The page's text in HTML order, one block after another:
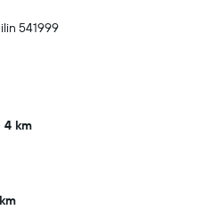
541999
4 km